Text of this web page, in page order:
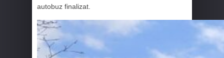
autobuz finalizat.